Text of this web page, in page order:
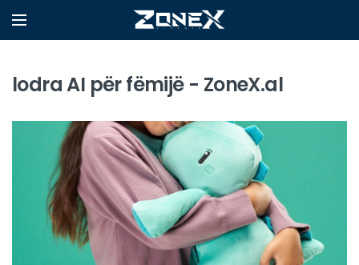
lodra AI për fëmijë - ZoneX.al